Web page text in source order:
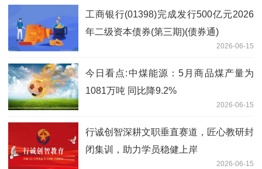
工商银行(01398)完成发行500亿元2026
年二级资本债券(第三期)(债券通)
2026-06-15
今日看点:中煤能源：5月商品煤产量为
1081万吨 同比降9.2%
2026-06-15
行诚创智深耕文职垂直赛道，匠心教研封
闭集训，助力学员稳健上岸
2026-06-15